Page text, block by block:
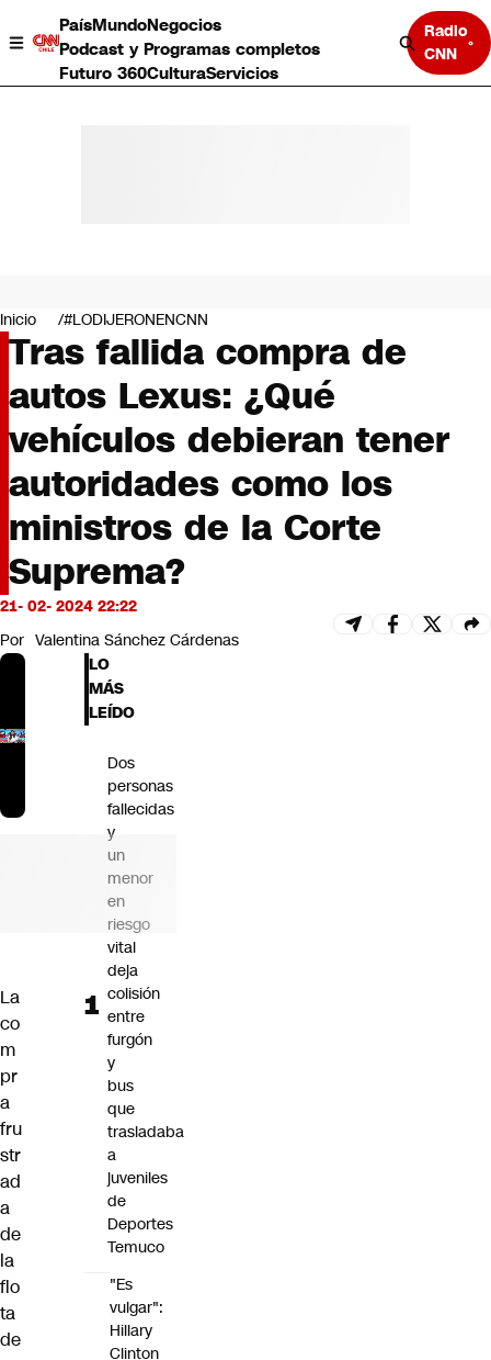
PaísMundoNegocios
Podcast y Programas completos
Futuro 360CulturaServicios
Radio
CNN
Negocios
Deportes
Programas completos
Cultura
Servicios
Bits
CNN tiempo
Futuro 360
Opinión
Inicio #LODIJERONENCNN
Tras fallida compra de
autos Lexus: ¿Qué
vehículos debieran tener
autoridades como los
ministros de la Corte
Suprema?
21- 02- 2024 22:22
Por Valentina Sánchez Cárdenas
La
co
m
pr
a
fru
str
ad
a
de
la
flo
ta
de
LO
MÁS
LEÍDO
Dos
personas
fallecidas
y
un
menor
en
riesgo
vital
deja
colisión
entre
furgón
y
bus
que
trasladaba
a
juveniles
de
Deportes
Temuco
"Es
vulgar":
Hillary
Clinton